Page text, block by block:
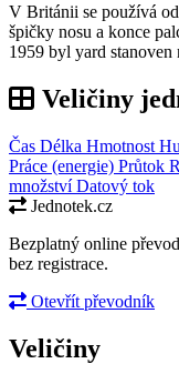
V Británii se používá
špičky nosu a konce
1959 byl yard
Veličiny
Čas Délka Hmotnost
Práce (energie) Průtok
množstvíDatový tok
Jednotek.cz
Bezplatný online
bez registrace.
Otevřít převodník
Veličiny